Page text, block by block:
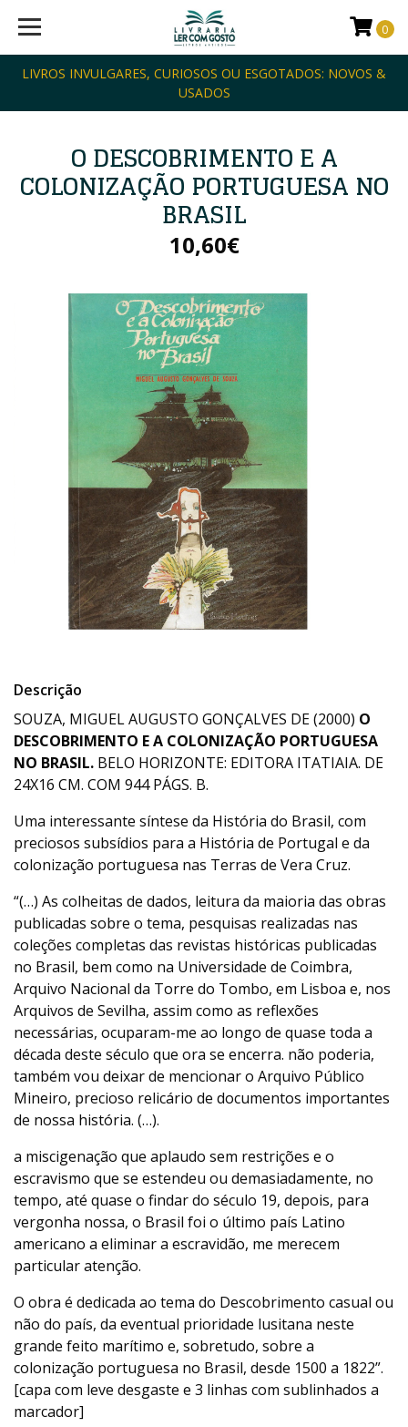
LIVROS INVULGARES, CURIOSOS OU ESGOTADOS: NOVOS &
USADOS
0
O DESCOBRIMENTO E A
COLONIZAÇÃO PORTUGUESA NO
BRASIL
10,60€
Descrição
SOUZA, MIGUEL AUGUSTO GONÇALVES DE (2000) O
DESCOBRIMENTO E A COLONIZAÇÃO PORTUGUESA
NO BRASIL. BELO HORIZONTE: EDITORA ITATIAIA. DE
24X16 CM. COM 944 PÁGS. B.
Uma interessante síntese da História do Brasil, com
preciosos subsídios para a História de Portugal e da
colonização portuguesa nas Terras de Vera Cruz.
“(…) As colheitas de dados, leitura da maioria das obras
publicadas sobre o tema, pesquisas realizadas nas
coleções completas das revistas históricas publicadas
no Brasil, bem como na Universidade de Coimbra,
Arquivo Nacional da Torre do Tombo, em Lisboa e, nos
Arquivos de Sevilha, assim como as reflexões
necessárias, ocuparam-me ao longo de quase toda a
década deste século que ora se encerra. não poderia,
também vou deixar de mencionar o Arquivo Público
Mineiro, precioso relicário de documentos importantes
de nossa história. (…).
a miscigenação que aplaudo sem restrições e o
escravismo que se estendeu ou demasiadamente, no
tempo, até quase o findar do século 19, depois, para
vergonha nossa, o Brasil foi o último país Latino
americano a eliminar a escravidão, me merecem
particular atenção.
O obra é dedicada ao tema do Descobrimento casual ou
não do país, da eventual prioridade lusitana neste
grande feito marítimo e, sobretudo, sobre a
colonização portuguesa no Brasil, desde 1500 a 1822”.
[capa com leve desgaste e 3 linhas com sublinhados a
marcador]